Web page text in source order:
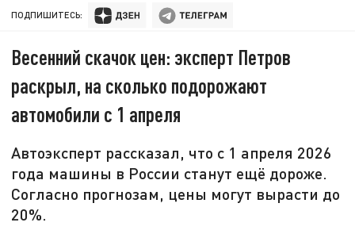
ПОДПИШИТЕСЬ:
Весенний скачок цен: эксперт Петров
раскрыл, на сколько подорожают
автомобили с 1 апреля
Автоэксперт рассказал, что с 1 апреля 2026
года машины в России станут ещё дороже.
Согласно прогнозам, цены могут вырасти до
20%.